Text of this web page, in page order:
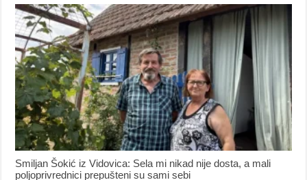
Smiljan Šokić iz Vidovica: Sela mi nikad nije dosta, a mali
poljoprivrednici prepušteni su sami sebi